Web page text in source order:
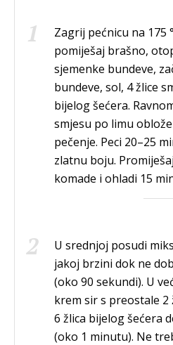
Zagrij pećnicu na 175
pomiješaj brašno,
sjemenke bundeve,
bundeve, sol, 4 žlice
bijelog šećera.
smjesu po limu
pečenje. Peci 20–25
zlatnu boju.
komade i ohladi 15
U srednjoj posudi
jakoj brzini dok ne
(oko 90 sekundi). U
krem sir s preostale 2
6 žlica bijelog šećera
(oko 1 minutu). Ne